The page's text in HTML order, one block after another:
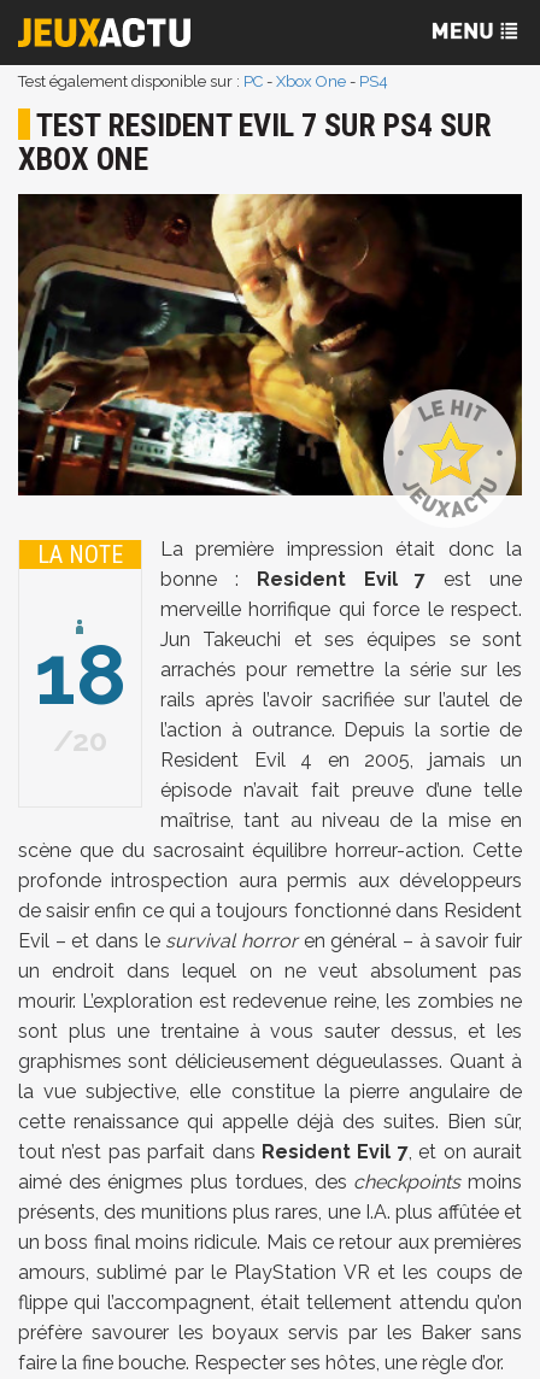
Test également disponible sur : PC - Xbox One - PS4
TEST RESIDENT EVIL 7 SUR PS4 SUR
XBOX ONE
LA NOTE
18
20
La première impression était donc la
bonne : Resident Evil 7 est une
merveille horrifique qui force le respect.
Jun Takeuchi et ses équipes se sont
arrachés pour remettre la série sur les
rails après l’avoir sacrifiée sur l’autel de
l’action à outrance. Depuis la sortie de
Resident Evil 4 en 2005, jamais un
épisode n’avait fait preuve d’une telle
maîtrise, tant au niveau de la mise en
scène que du sacrosaint équilibre horreur-action. Cette
profonde introspection aura permis aux développeurs
de saisir enfin ce qui a toujours fonctionné dans Resident
Evil – et dans le survival horroren général – à savoir fuir
un endroit dans lequel on ne veut absolument pas
mourir. L’exploration est redevenue reine, les zombies ne
sont plus une trentaine à vous sauter dessus, et les
graphismes sont délicieusement dégueulasses. Quant à
la vue subjective, elle constitue la pierre angulaire de
cette renaissance qui appelle déjà des suites. Bien sûr,
tout n’est pas parfait dans Resident Evil 7, et on aurait
aimé des énigmes plus tordues, des checkpointsmoins
présents, des munitions plus rares, une I.A. plus affûtée et
un boss final moins ridicule. Mais ce retour aux premières
amours, sublimé par le PlayStation VR et les coups de
flippe qui l’accompagnent, était tellement attendu qu’on
préfère savourer les boyaux servis par les Baker sans
faire la fine bouche. Respecter ses hôtes, une règle d’or.